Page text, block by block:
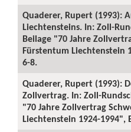
Quaderer, Rupert (1993):
Liechtensteins. In: Zoll-
Beilage "70 Jahre
Fürstentum Liechtenstein
6-8.
Quaderer, Rupert (1993):
Zollvertrag. In: Zoll-
"70 Jahre Zollvertrag
Liechtenstein 1924-1994",